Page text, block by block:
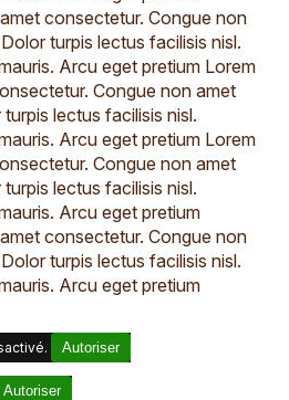
consectetur. Congue non
turpis lectus facilisis nisl.
Arcu eget pretium Lorem
Congue non amet
lectus facilisis nisl.
Arcu eget pretium Lorem
Congue non amet
lectus facilisis nisl.
Arcu eget pretium
consectetur. Congue non
turpis lectus facilisis nisl.
Arcu eget pretium
Autoriser
Autoriser